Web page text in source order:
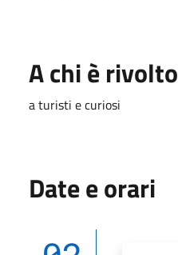
A chi è rivolto
a turisti e curiosi
Date e orari